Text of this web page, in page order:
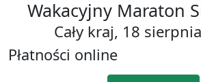
Wakacyjny Maraton
Cały kraj, 18
Płatności online